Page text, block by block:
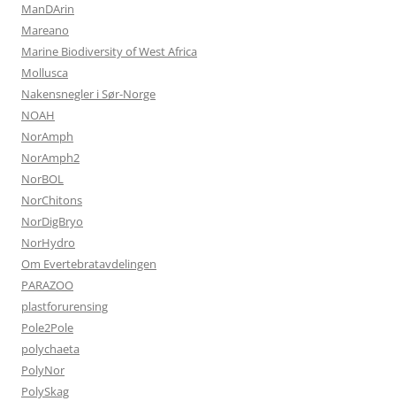
ManDArin
Mareano
Marine Biodiversity of West Africa
Mollusca
Nakensnegler i Sør-Norge
NOAH
NorAmph
NorAmph2
NorBOL
NorChitons
NorDigBryo
NorHydro
Om Evertebratavdelingen
PARAZOO
plastforurensing
Pole2Pole
polychaeta
PolyNor
PolySkag